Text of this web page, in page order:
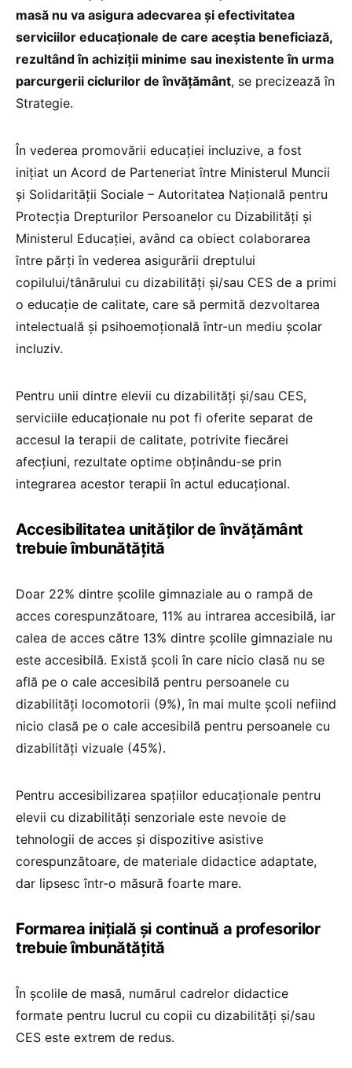
masă nu va asigura adecvarea și efectivitatea
serviciilor educaționale de care aceștia beneficiază,
rezultând în achiziții minime sau inexistente în urma
parcurgerii ciclurilor de învățământ, se precizează în
Strategie.
În vederea promovării educației incluzive, a fost
inițiat un Acord de Parteneriat între Ministerul Muncii
și Solidarității Sociale – Autoritatea Națională pentru
Protecția Drepturilor Persoanelor cu Dizabilități și
Ministerul Educației, având ca obiect colaborarea
între părți în vederea asigurării dreptului
copilului/tânărului cu dizabilități și/sau CES de a primi
o educație de calitate, care să permită dezvoltarea
intelectuală și psihoemoțională într-un mediu școlar
incluziv.
Pentru unii dintre elevii cu dizabilități și/sau CES,
serviciile educaționale nu pot fi oferite separat de
accesul la terapii de calitate, potrivite fiecărei
afecțiuni, rezultate optime obținându-se prin
integrarea acestor terapii în actul educațional.
Accesibilitatea unităților de învățământ
trebuie îmbunătățită
Doar 22% dintre școlile gimnaziale au o rampă de
acces corespunzătoare, 11% au intrarea accesibilă, iar
calea de acces către 13% dintre școlile gimnaziale nu
este accesibilă. Există școli în care nicio clasă nu se
află pe o cale accesibilă pentru persoanele cu
dizabilități locomotorii (9%), în mai multe școli nefiind
nicio clasă pe o cale accesibilă pentru persoanele cu
dizabilități vizuale (45%).
Pentru accesibilizarea spațiilor educaționale pentru
elevii cu dizabilități senzoriale este nevoie de
tehnologii de acces și dispozitive asistive
corespunzătoare, de materiale didactice adaptate,
dar lipsesc într-o măsură foarte mare.
Formarea inițială și continuă a profesorilor
trebuie îmbunătățită
În școlile de masă, numărul cadrelor didactice
formate pentru lucrul cu copii cu dizabilități și/sau
CES este extrem de redus.